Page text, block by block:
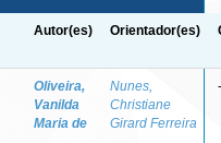
Autor(es) Orientador(es)
Oliveira,
Vanilda
Maria de
Nunes,
Christiane
Girard Ferreira
-